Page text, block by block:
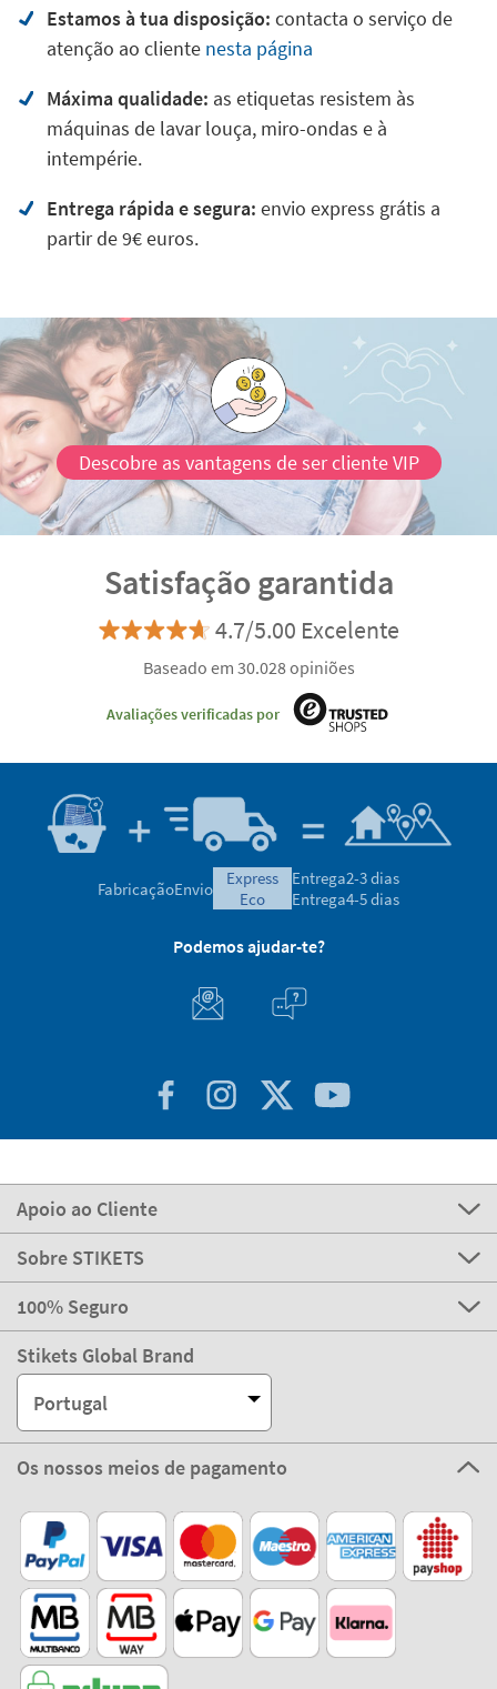
Estamos à tua disposição: contacta o serviço de
atenção ao cliente nesta página
Máxima qualidade: as etiquetas resistem às
máquinas de lavar louça, miro-ondas e à
intempérie.
Entrega rápida e segura: envio express grátis a
partir de 9€ euros.
Descobre as vantagens de ser cliente VIP
Satisfação garantida
4.7/5.00 Excelente
Baseado em 30.028 opiniões
Avaliações verificadas por
FabricaçãoEnvio
express
eco
Entrega2-3 dias
Entrega4-5 dias
Podemos ajudar-te?
Apoio ao Cliente
Sobre STIKETS
100% Seguro
Stikets Global Brand
Portugal
Os nossos meios de pagamento